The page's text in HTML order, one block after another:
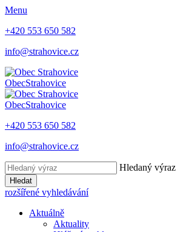
Menu
+420 553 650 582
info@strahovice.cz
ObecStrahovice
ObecStrahovice
+420 553 650 582
info@strahovice.cz
Hledaný výraz
Hledat
rozšířené vyhledávání
Aktuálně
Aktuality